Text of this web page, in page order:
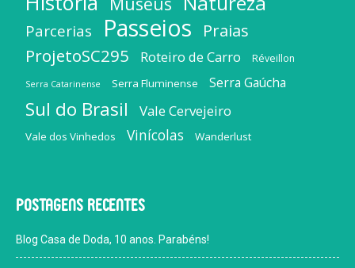
Parcerias Passeios
Praias
ProjetoSC295
Roteiro de Carro Réveillon
Serra Catarinense Serra Fluminense Serra Gaúcha
Sul do Brasil Vale Cervejeiro
Vale dos Vinhedos Vinícolas Wanderlust
Postagens recentes
Blog Casa de Doda, 10 anos. Parabéns!